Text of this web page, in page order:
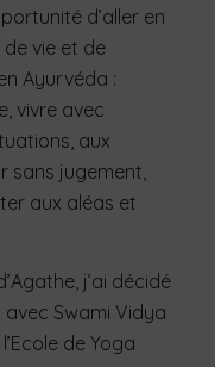
d’aller en
de vie et de
Ayurvéda :
vivre avec
aux
sans jugement,
aux aléas et
j’ai décidé
Swami Vidya
de Yoga